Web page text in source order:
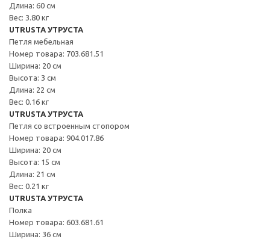
Длина: 60 см
Вес: 3.80 кг
UTRUSTA УТРУСТА
Петля мебельная
Номер товара: 703.681.51
Ширина: 20 см
Высота: 3 см
Длина: 22 см
Вес: 0.16 кг
UTRUSTA УТРУСТА
Петля со встроенным стопором
Номер товара: 904.017.86
Ширина: 20 см
Высота: 15 см
Длина: 21 см
Вес: 0.21 кг
UTRUSTA УТРУСТА
Полка
Номер товара: 603.681.61
Ширина: 36 см